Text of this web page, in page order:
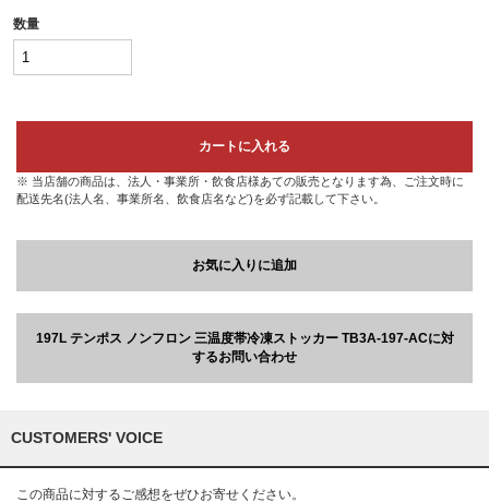
数量
カートに入れる
※ 当店舗の商品は、法人・事業所・飲食店様あての販売となります為、ご注文時に
配送先名(法人名、事業所名、飲食店名など)を必ず記載して下さい。
お気に入りに追加
197L テンポス ノンフロン 三温度帯冷凍ストッカー TB3A-197-ACに対
するお問い合わせ
CUSTOMERS' VOICE
この商品に対するご感想をぜひお寄せください。